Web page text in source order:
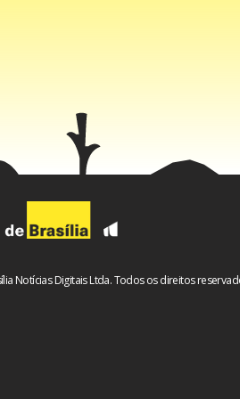
Share
Notícias Digitais Ltda. Todos os direitos